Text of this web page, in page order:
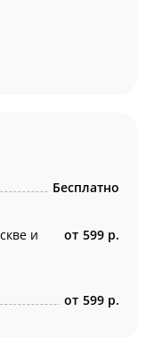
Бесплатно
и
от 599 р.
от 599 р.